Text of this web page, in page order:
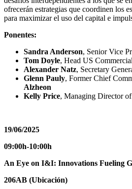
ofrecerán estrategias que coordinen los
para maximizar el uso del capital e
Ponentes:
Sandra Anderson, Senior Vice
Tom Doyle, Head US
Alexander Natz, Secretary
Glenn Pauly, Former Chief
Alzheon
Kelly Price, Managing Director
19/06/2025
09:00h-10:00h
An Eye on I&I: Innovations Fueling
206AB (Ubicación)